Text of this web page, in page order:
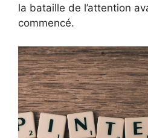
la bataille de l’attention
commencé.